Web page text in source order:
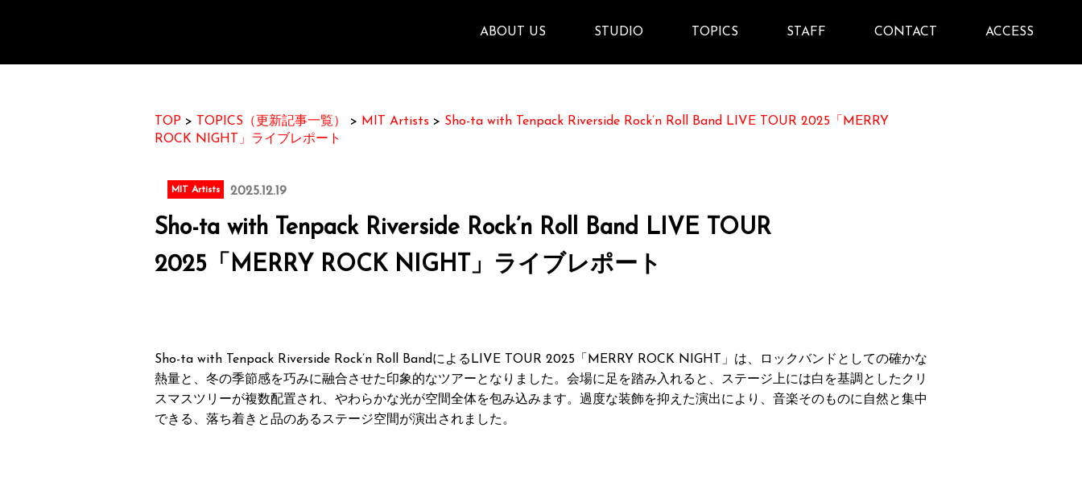
ABOUT US STUDIO TOPICS STAFF CONTACT ACCESS
TOP > TOPICS（更新記事一覧） > MIT Artists > Sho-ta with Tenpack Riverside Rock’n Roll Band LIVE TOUR 2025「MERRY
ROCK NIGHT」ライブレポート
MIT Artists 2025.12.19
Sho-ta with Tenpack Riverside Rock’n Roll Band LIVE TOUR
2025「MERRY ROCK NIGHT」ライブレポート
Sho-ta with Tenpack Riverside Rock’n Roll BandによるLIVE TOUR 2025「MERRY ROCK NIGHT」は、ロックバンドとしての確かな
熱量と、冬の季節感を巧みに融合させた印象的なツアーとなりました。会場に足を踏み入れると、ステージ上には白を基調としたクリ
スマスツリーが複数配置され、やわらかな光が空間全体を包み込みます。過度な装飾を抑えた演出により、音楽そのものに自然と集中
できる、落ち着きと品のあるステージ空間が演出されました。